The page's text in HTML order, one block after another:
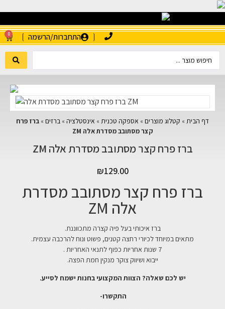
התחברות/הרשמה 0
דף הבית » קטלוג מוצרים » אספקה טכנית » אינסטלציה » ברזים » ברז פרח
קצר מסתובב מסדרת אלה ZM
ברז פרח קצר מסתובב מסדרת אלה ZM
₪129.00
ברז פרח קצר מסתובב מסדרת
אלה ZM
ברז איכותי בעל פיה קצרה מתכווננת.
מתאים במיוחד לכיורי רחצה קטנים, פשוט ונוח להרכבה עצמית.
7 שנות אחריות כפוף לתנאי האחריות .
ייבוא ושיווק צוקר מנקין חמת הפצה.
יש לכם שאלה? הצוות המקצועי בחנות ישמח לסייע.
התקשרו-